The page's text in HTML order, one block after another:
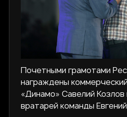
Почетными грамотами
награждены
«Динамо» Савелий Козлов
вратарей команды